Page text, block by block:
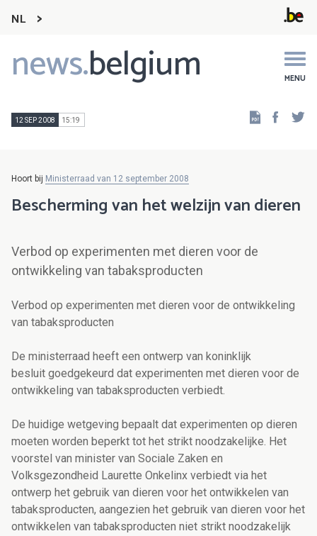
NL
news.belgium MENU
Main
navigation
12 SEP 2008 15:19
Hoort bij Ministerraad van 12 september 2008
Bescherming van het welzijn van dieren
Verbod op experimenten met dieren voor de
ontwikkeling van tabaksproducten
Verbod op experimenten met dieren voor de ontwikkeling
van tabaksproducten
De ministerraad heeft een ontwerp van koninklijk
besluit goedgekeurd dat experimenten met dieren voor de
ontwikkeling van tabaksproducten verbiedt.
De huidige wetgeving bepaalt dat experimenten op dieren
moeten worden beperkt tot het strikt noodzakelijke. Het
voorstel van minister van Sociale Zaken en
Volksgezondheid Laurette Onkelinx verbiedt via het
ontwerp het gebruik van dieren voor het ontwikkelen van
tabaksproducten, aangezien het gebruik van dieren voor het
ontwikkelen van tabaksproducten niet strikt noodzakelijk